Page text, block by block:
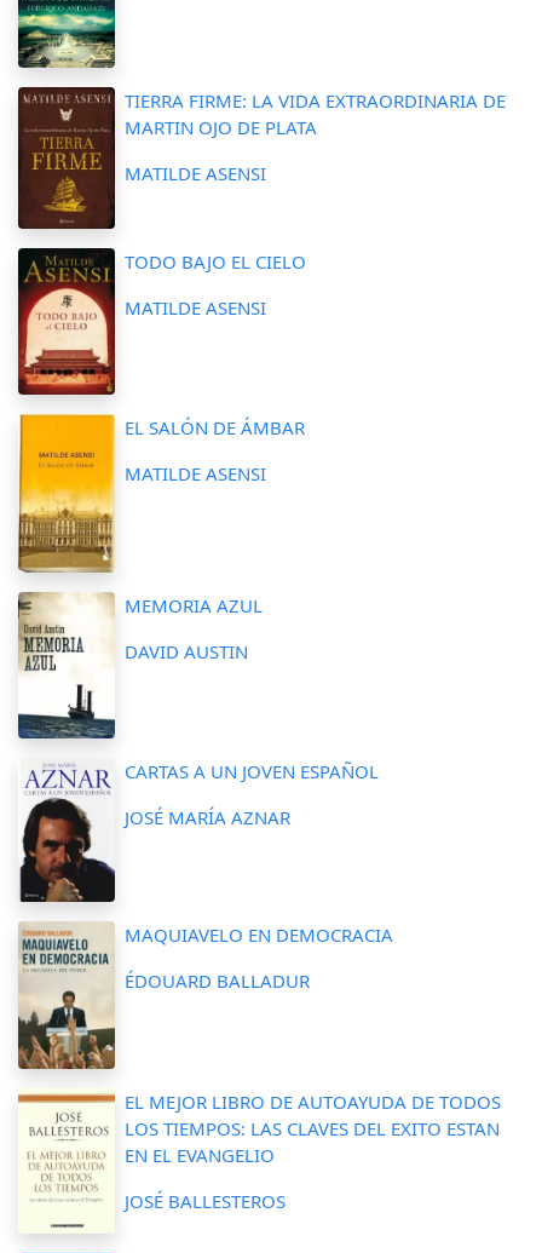
TIERRA FIRME: LA VIDA EXTRAORDINARIA DE
MARTIN OJO DE PLATA
MATILDE ASENSI
TODO BAJO EL CIELO
MATILDE ASENSI
EL SALÓN DE ÁMBAR
MATILDE ASENSI
MEMORIA AZUL
DAVID AUSTIN
CARTAS A UN JOVEN ESPAÑOL
JOSÉ MARÍA AZNAR
MAQUIAVELO EN DEMOCRACIA
ÉDOUARD BALLADUR
EL MEJOR LIBRO DE AUTOAYUDA DE TODOS
LOS TIEMPOS: LAS CLAVES DEL EXITO ESTAN
EN EL EVANGELIO
JOSÉ BALLESTEROS